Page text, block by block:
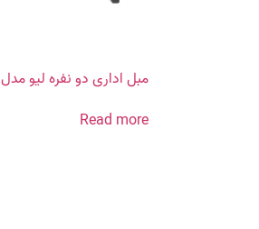
مبل اداری دو نفره لیو مدل N58
Read more